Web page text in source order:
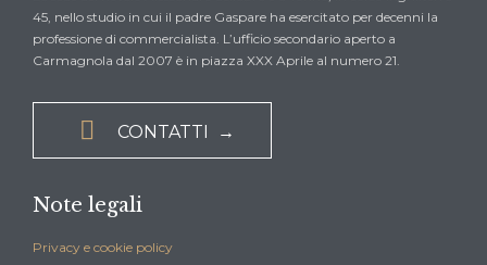
45, nello studio in cui il padre Gaspare ha esercitato per decenni la
professione di commercialista. L’ufficio secondario aperto a
Carmagnola dal 2007 è in piazza XXX Aprile al numero 21.
 CONTATTI →
Note legali
Privacy e cookie policy